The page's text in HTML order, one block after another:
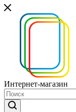
Интернет-магазин